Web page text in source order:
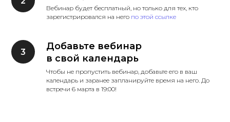
Вебинар будет бесплатный, но только для тех, кто
зарегистрировался на него по этой ссылке
Добавьте вебинар
в свой календарь
Чтобы не пропустить вебинар, добавьте его в ваш
календарь и заранее запланируйте время на него. До
встречи 6 марта в 19:00!